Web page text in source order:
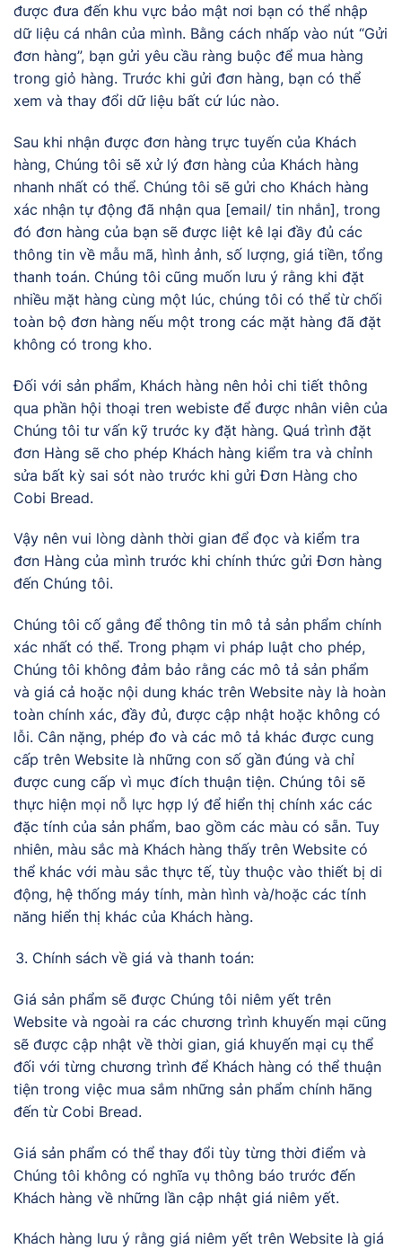
được đưa đến khu vực bảo mật nơi bạn có thể nhập
dữ liệu cá nhân của mình. Bằng cách nhấp vào nút “Gửi
đơn hàng”, bạn gửi yêu cầu ràng buộc để mua hàng
trong giỏ hàng. Trước khi gửi đơn hàng, bạn có thể
xem và thay đổi dữ liệu bất cứ lúc nào.
Sau khi nhận được đơn hàng trực tuyến của Khách
hàng, Chúng tôi sẽ xử lý đơn hàng của Khách hàng
nhanh nhất có thể. Chúng tôi sẽ gửi cho Khách hàng
xác nhận tự động đã nhận qua [email/ tin nhắn], trong
đó đơn hàng của bạn sẽ được liệt kê lại đầy đủ các
thông tin về mẫu mã, hình ảnh, số lượng, giá tiền, tổng
thanh toán. Chúng tôi cũng muốn lưu ý rằng khi đặt
nhiều mặt hàng cùng một lúc, chúng tôi có thể từ chối
toàn bộ đơn hàng nếu một trong các mặt hàng đã đặt
không có trong kho.
Đối với sản phẩm, Khách hàng nên hỏi chi tiết thông
qua phần hội thoại tren webiste để được nhân viên của
Chúng tôi tư vấn kỹ trước ky đặt hàng. Quá trình đặt
đơn Hàng sẽ cho phép Khách hàng kiểm tra và chỉnh
sửa bất kỳ sai sót nào trước khi gửi Đơn Hàng cho
Cobi Bread.
Vậy nên vui lòng dành thời gian để đọc và kiểm tra
đơn Hàng của mình trước khi chính thức gửi Đơn hàng
đến Chúng tôi.
Chúng tôi cố gắng để thông tin mô tả sản phẩm chính
xác nhất có thể. Trong phạm vi pháp luật cho phép,
Chúng tôi không đảm bảo rằng các mô tả sản phẩm
và giá cả hoặc nội dung khác trên Website này là hoàn
toàn chính xác, đầy đủ, được cập nhật hoặc không có
lỗi. Cân nặng, phép đo và các mô tả khác được cung
cấp trên Website là những con số gần đúng và chỉ
được cung cấp vì mục đích thuận tiện. Chúng tôi sẽ
thực hiện mọi nỗ lực hợp lý để hiển thị chính xác các
đặc tính của sản phẩm, bao gồm các màu có sẵn. Tuy
nhiên, màu sắc mà Khách hàng thấy trên Website có
thể khác với màu sắc thực tế, tùy thuộc vào thiết bị di
động, hệ thống máy tính, màn hình và/hoặc các tính
năng hiển thị khác của Khách hàng.
Chính sách về giá và thanh toán:
Giá sản phẩm sẽ được Chúng tôi niêm yết trên
Website và ngoài ra các chương trình khuyến mại cũng
sẽ được cập nhật về thời gian, giá khuyến mại cụ thể
đối với từng chương trình để Khách hàng có thể thuận
tiện trong việc mua sắm những sản phẩm chính hãng
đến từ Cobi Bread.
Giá sản phẩm có thể thay đổi tùy từng thời điểm và
Chúng tôi không có nghĩa vụ thông báo trước đến
Khách hàng về những lần cập nhật giá niêm yết.
Khách hàng lưu ý rằng giá niêm yết trên Website là giá